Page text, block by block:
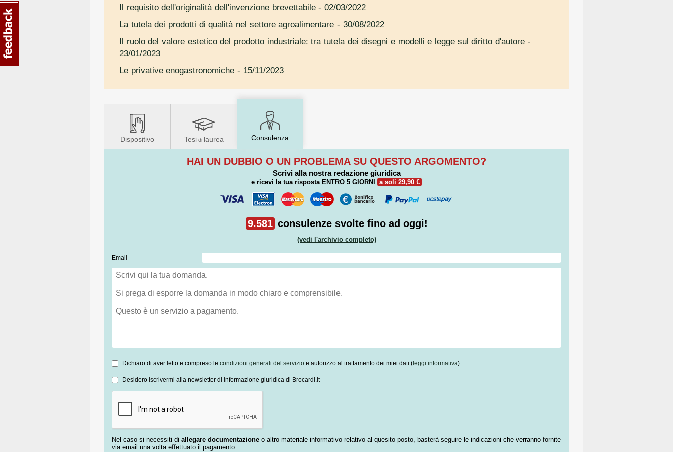
Il requisito dell'originalità dell'invenzione brevettabile- 02/03/2022
La tutela dei prodotti di qualità nel settore agroalimentare - 30/08/2022
Il ruolo del valore estetico del prodotto industriale: tra tutela dei disegni e modelli e legge sul diritto d'autore -
23/01/2023
Le privative enogastronomiche - 15/11/2023
Dispositivo Tesidi laurea Consulenza
HAI UN DUBBIO O UN PROBLEMA SU QUESTO ARGOMENTO?
Scrivi alla nostra redazione giuridica
e ricevi la tua risposta ENTRO 5 GIORNI a soli 29,90 €
9.581 consulenze svolte fino ad oggi!
(vedi l'archivio completo)
Email
Dichiaro di aver letto e compreso le condizioni generali del servizio e autorizzo al trattamento dei miei dati ( leggi informativa)
Desidero iscrivermi alla newsletter di informazione giuridica di Brocardi.it
Nel caso si necessiti di allegare documentazione o altro materiale informativo relativo al quesito posto, basterà seguire le indicazioni che verranno fornite
via email una volta effettuato il pagamento.